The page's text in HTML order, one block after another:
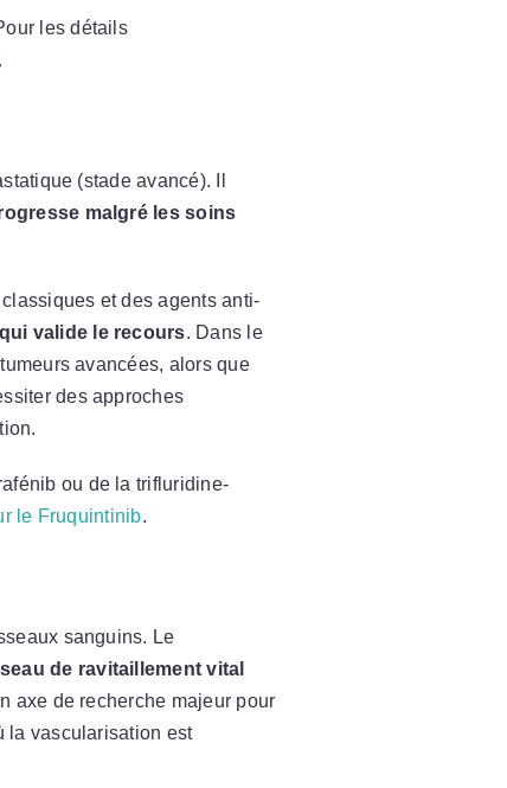
les détails
.
(stade avancé). Il
malgré les soins
et des agents anti-
valide le recours. Dans le
avancées, alors que
des approches
ou de la trifluridine-
le Fruquintinib.
sanguins. Le
de ravitaillement vital
axe de recherche majeur pour
la vascularisation est